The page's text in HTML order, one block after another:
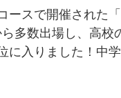
ースで開催された
多数出場し、高校
に入りました！中